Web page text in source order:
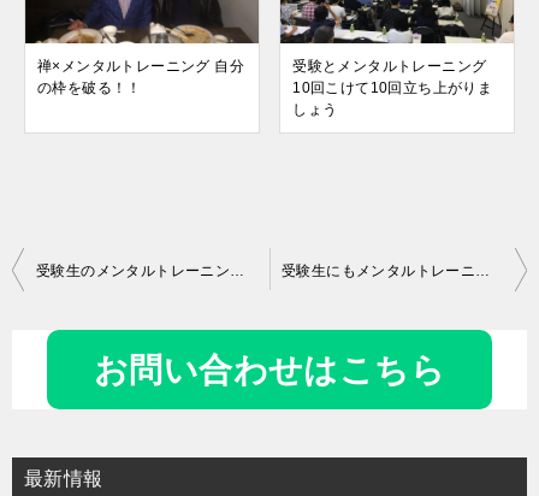
禅×メンタルトレーニング 自分
の枠を破る！！
受験とメンタルトレーニング
10回こけて10回立ち上がりま
しょう
投
ー
受験生のメンタルトレーニング 親子でチーム受験！！ 受験生にもメンタルトレーニング!!
お問い合わせはこちら
最新情報